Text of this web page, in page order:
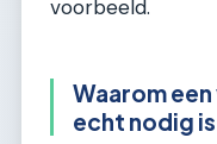
voorbeeld.
Waarom
echt nodig is